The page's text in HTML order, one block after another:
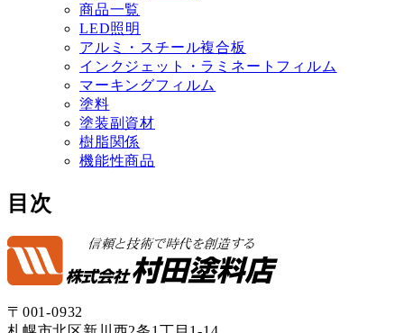
商品一覧
LED照明
アルミ・スチール複合板
インクジェット・ラミネートフィルム
マーキングフィルム
塗料
塗装副資材
樹脂関係
機能性商品
目次
〒001-0932